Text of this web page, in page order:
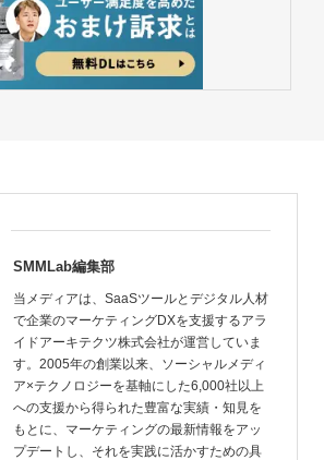
SMMLab編集部
当メディアは、SaaSツールとデジタル人材
で企業のマーケティングDXを支援するアラ
イドアーキテクツ株式会社が運営していま
す。2005年の創業以来、ソーシャルメディ
ア×テクノロジーを基軸にした6,000社以上
への支援から得られた豊富な実績・知見を
もとに、マーケティングの最新情報をアッ
プデートし、それを実践に活かすための具